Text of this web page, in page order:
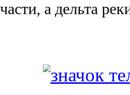
части, а дельта